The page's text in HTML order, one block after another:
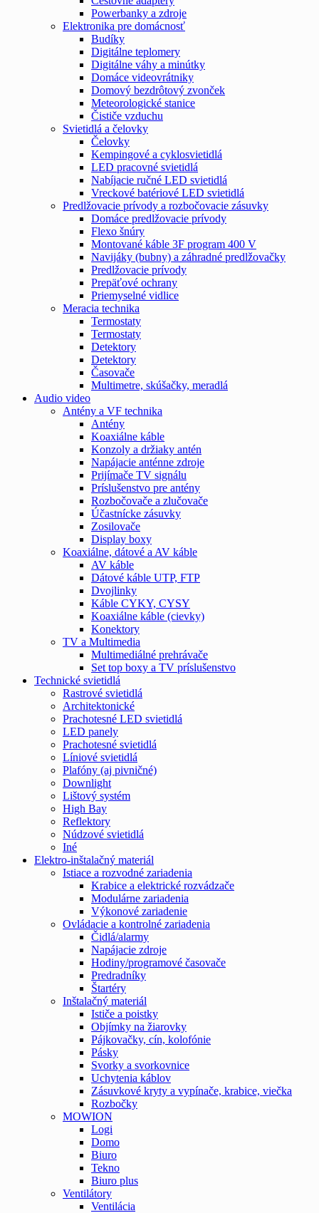
Powerbanky a zdroje
Elektronika pre domácnosť
Budíky
Digitálne teplomery
Digitálne váhy a minútky
Domáce videovrátniky
Domový bezdrôtový zvonček
Meteorologické stanice
Čističe vzduchu
Svietidlá a čelovky
Čelovky
Kempingové a cyklosvietidlá
LED pracovné svietidlá
Nabíjacie ručné LED svietidlá
Vreckové batériové LED svietidlá
Predlžovacie prívody a rozbočovacie zásuvky
Domáce predlžovacie prívody
Flexo šnúry
Montované káble 3F program 400 V
Navijáky (bubny) a záhradné predlžovačky
Predlžovacie prívody
Prepäťové ochrany
Priemyselné vidlice
Meracia technika
Termostaty
Termostaty
Detektory
Detektory
Časovače
Multimetre, skúšačky, meradlá
Audio video
Antény a VF technika
Antény
Koaxiálne káble
Konzoly a držiaky antén
Napájacie anténne zdroje
Prijímače TV signálu
Príslušenstvo pre antény
Rozbočovače a zlučovače
Účastnícke zásuvky
Zosilovače
Display boxy
Koaxiálne, dátové a AV káble
AV káble
Dátové káble UTP, FTP
Dvojlinky
Káble CYKY, CYSY
Koaxiálne káble (cievky)
Konektory
TV a Multimedia
Multimediálné prehrávače
Set top boxy a TV príslušenstvo
Technické svietidlá
Rastrové svietidlá
Architektonické
Prachotesné LED svietidlá
LED panely
Prachotesné svietidlá
Líniové svietidlá
Plafóny (aj pivničné)
Downlight
Lištový systém
High Bay
Reflektory
Núdzové svietidlá
Iné
Elektro-inštalačný materiál
Istiace a rozvodné zariadenia
Krabice a elektrické rozvádzače
Modulárne zariadenia
Výkonové zariadenie
Ovládacie a kontrolné zariadenia
Čidlá/alarmy
Napájacie zdroje
Hodiny/programové časovače
Predradníky
Štartéry
Inštalačný materiál
Ističe a poistky
Objímky na žiarovky
Pájkovačky, cín, kolofónie
Pásky
Svorky a svorkovnice
Uchytenia káblov
Zásuvkové kryty a vypínače, krabice, viečka
Rozbočky
MOWION
Logi
Domo
Biuro
Tekno
Biuro plus
Ventilátory
Ventilácia